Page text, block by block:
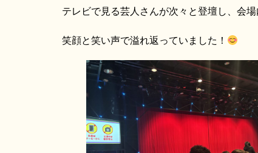
テレビで見る芸人さんが次々と登壇し、会
笑顔と笑い声で溢れ返っていました！